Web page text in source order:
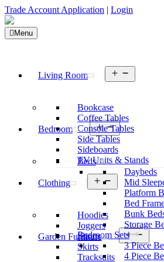
Trade Account Application | Login
Menu
Living Room
menu
Bookcase
Coffee Tables
Console Tables
Side Tables
Sideboards
TV Units & Stands
Bedroom
Open
menu
Beds
Daybeds
Mid
Platform
Bed
Bunk
Storage
Bedroom Sets
3 Piece
4 Piece
Clothing
Open
menu
Hoodies
Joggers
Shorts
Skirts
Tracksuits
Garden Furniture
menu